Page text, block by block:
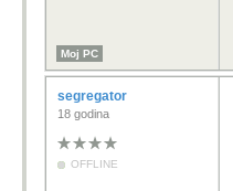
Moj PC
segregator
18 godina
OFFLINE